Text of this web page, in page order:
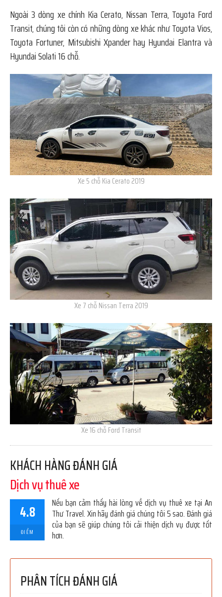
Ngoài 3 dòng xe chính Kia Cerato, Nissan Terra, Toyota Ford
Transit, chúng tôi còn có những dòng xe khác như Toyota Vios,
Toyota Fortuner, Mitsubishi Xpander hay Hyundai Elantra và
Hyundai Solati 16 chỗ.
Xe 5 chỗ Kia Cerato 2019
Xe 7 chỗ Nissan Terra 2019
Xe 16 chỗ Ford Transit
KHÁCH HÀNG ĐÁNH GIÁ
Dịch vụ thuê xe
4.8
ĐIỂM
Nếu bạn cảm thấy hài lòng về dịch vụ thuê xe tại An
Thư Travel. Xin hãy đánh giá chúng tôi 5 sao. Đánh giá
của bạn sẽ giúp chúng tôi cải thiện dịch vụ được tốt
hơn.
PHÂN TÍCH ĐÁNH GIÁ